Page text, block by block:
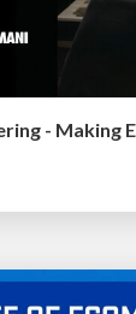
- Making